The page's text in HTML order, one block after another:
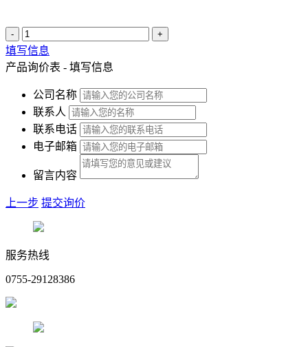
- +
填写信息
产品询价表 - 填写信息
公司名称
联系人
联系电话
电子邮箱
留言内容
上一步 提交询价
服务热线
0755-29128386